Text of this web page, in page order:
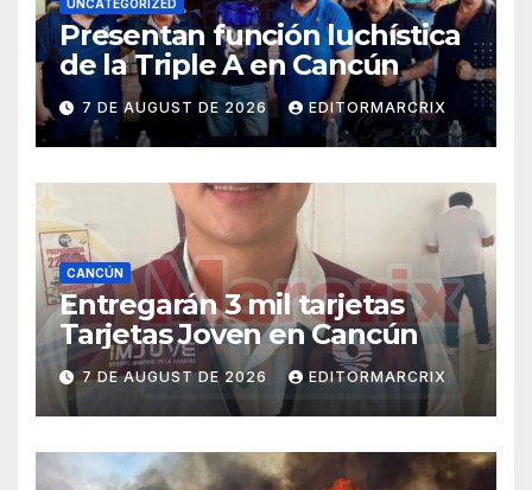
UNCATEGORIZED
Presentan función luchística
de la Triple A en Cancún
7 DE AUGUST DE 2026 EDITORMARCRIX
CANCÚN
Entregarán 3 mil tarjetas
Tarjetas Joven en Cancún
7 DE AUGUST DE 2026 EDITORMARCRIX